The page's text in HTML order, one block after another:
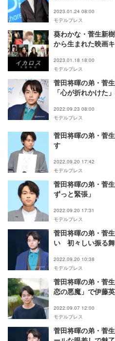
2023.01.24 08:00
モデルプレス
葵わかな・菅生新
から生まれた映画
2023.01.18 18:00
モデルプレス
菅田将暉の弟・菅
「心が折れかけた
2022.09.23 08:00
モデルプレス
菅田将暉の弟・菅
す
2022.09.20 17:42
モデルプレス
菅田将暉の弟・菅
ずっと緊張」
2022.09.20 17:31
モデルプレス
菅田将暉の弟・菅
い 初々しい振る
2022.09.20 10:38
モデルプレス
菅田将暉の弟・菅
恋の悪魔」で伊藤
2022.09.07 12:00
モデルプレス
菅田将暉の弟・菅